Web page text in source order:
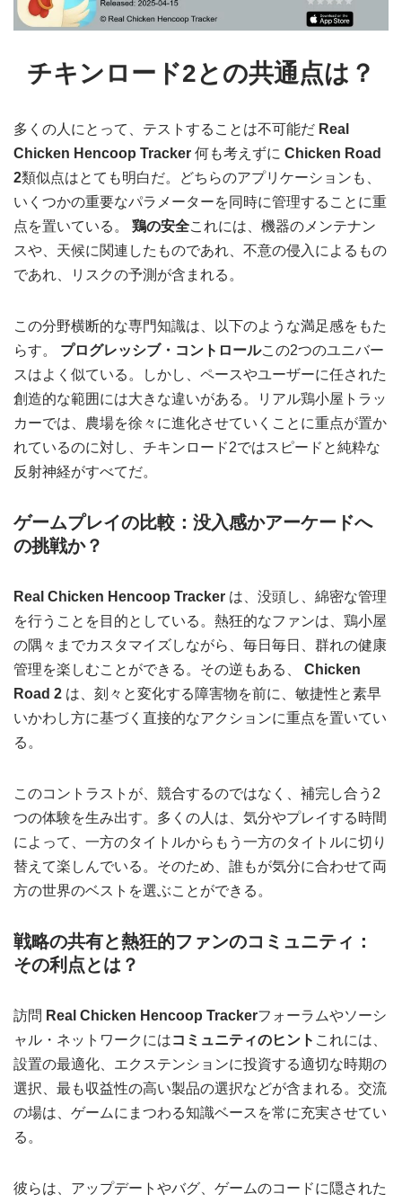
チキンロード2との共通点は？
多くの人にとって、テストすることは不可能だ Real
Chicken Hencoop Tracker 何も考えずに Chicken Road
2類似点はとても明白だ。どちらのアプリケーションも、
いくつかの重要なパラメーターを同時に管理することに重
点を置いている。 鶏の安全これには、機器のメンテナン
スや、天候に関連したものであれ、不意の侵入によるもの
であれ、リスクの予測が含まれる。
この分野横断的な専門知識は、以下のような満足感をもた
らす。 プログレッシブ・コントロールこの2つのユニバー
スはよく似ている。しかし、ペースやユーザーに任された
創造的な範囲には大きな違いがある。リアル鶏小屋トラッ
カーでは、農場を徐々に進化させていくことに重点が置か
れているのに対し、チキンロード2ではスピードと純粋な
反射神経がすべてだ。
ゲームプレイの比較：没入感かアーケードへ
の挑戦か？
Real Chicken Hencoop Tracker は、没頭し、綿密な管理
を行うことを目的としている。熱狂的なファンは、鶏小屋
の隅々までカスタマイズしながら、毎日毎日、群れの健康
管理を楽しむことができる。その逆もある、 Chicken
Road 2 は、刻々と変化する障害物を前に、敏捷性と素早
いかわし方に基づく直接的なアクションに重点を置いてい
る。
このコントラストが、競合するのではなく、補完し合う2
つの体験を生み出す。多くの人は、気分やプレイする時間
によって、一方のタイトルからもう一方のタイトルに切り
替えて楽しんでいる。そのため、誰もが気分に合わせて両
方の世界のベストを選ぶことができる。
戦略の共有と熱狂的ファンのコミュニティ：
その利点とは？
訪問 Real Chicken Hencoop Trackerフォーラムやソーシ
ャル・ネットワークにはコミュニティのヒント これには、
設置の最適化、エクステンションに投資する適切な時期の
選択、最も収益性の高い製品の選択などが含まれる。交流
の場は、ゲームにまつわる知識ベースを常に充実させてい
る。
彼らは、アップデートやバグ、ゲームのコードに隠された